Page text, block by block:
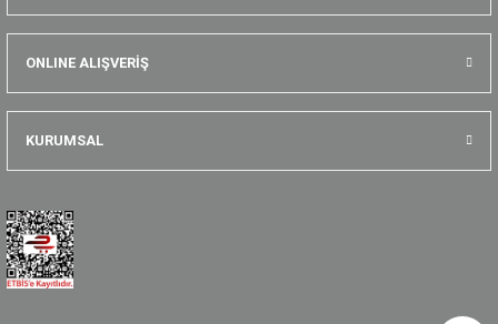
ONLINE ALIŞVERİŞ
KURUMSAL